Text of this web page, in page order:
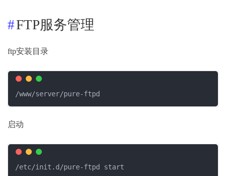
FTP服务管理
ftp安装目录
/www/server/pure-ftpd
启动
/etc/init.d/pure-ftpd start